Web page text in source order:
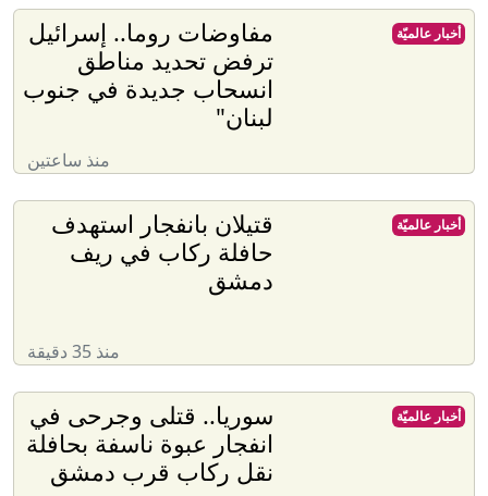
مفاوضات روما.. إسرائيل
ترفض تحديد مناطق
انسحاب جديدة في جنوب
لبنان"
منذ ساعتين
أخبار عالميّة
قتيلان بانفجار استهدف
حافلة ركاب في ريف
دمشق
منذ 35 دقيقة
أخبار عالميّة
سوريا.. قتلى وجرحى في
انفجار عبوة ناسفة بحافلة
نقل ركاب قرب دمشق
أخبار عالميّة